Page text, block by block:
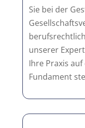
Sie bei der
unserer
Ihre Praxis
Fundament